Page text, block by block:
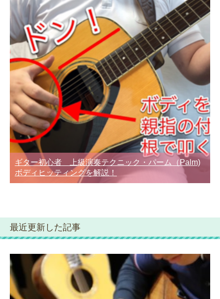
ギター初心者 上級演奏テクニック・パーム（Palm)
ボディヒッティングを解説！
最近更新した記事